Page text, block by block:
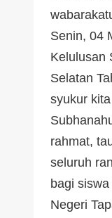
Senin, 04
Kelulusan
Selatan
syukur
rahmat,
seluruh
bagi
Negeri